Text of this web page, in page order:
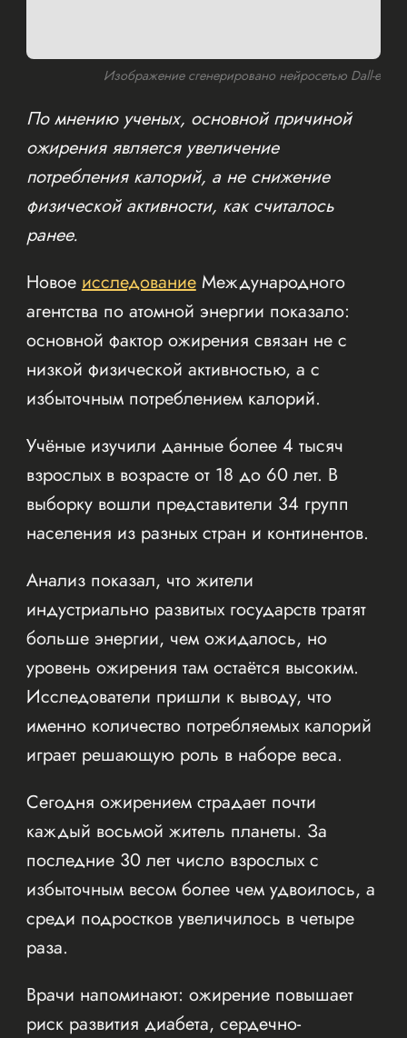
Изображение сгенерировано нейросетью Dall-e
По мнению ученых, основной причиной
ожирения является увеличение
потребления калорий, а не снижение
физической активности, как считалось
ранее.
Новое исследованиеМеждународного
агентства по атомной энергии показало:
основной фактор ожирения связан не с
низкой физической активностью, а с
избыточным потреблением калорий.
Учёные изучили данные более 4 тысяч
взрослых в возрасте от 18 до 60 лет. В
выборку вошли представители 34 групп
населения из разных стран и континентов.
Анализ показал, что жители
индустриально развитых государств тратят
больше энергии, чем ожидалось, но
уровень ожирения там остаётся высоким.
Исследователи пришли к выводу, что
именно количество потребляемых калорий
играет решающую роль в наборе веса.
Сегодня ожирением страдает почти
каждый восьмой житель планеты. За
последние 30 лет число взрослых с
избыточным весом более чем удвоилось, а
среди подростков увеличилось в четыре
раза.
Врачи напоминают: ожирение повышает
риск развития диабета, сердечно-